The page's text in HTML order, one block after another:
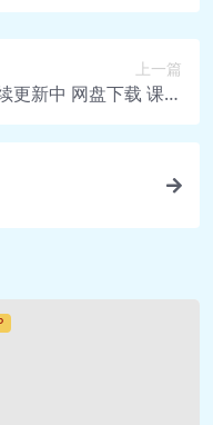
上一篇
更新中 网盘下载 课程